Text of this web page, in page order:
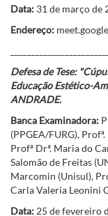
Data: 31 de março de
Endereço:
Defesa de Tese:
Educação Estético-
ANDRADE.
Banca Examinadora:
(PPGEA/FURG),
Profª Drª. Maria do
Salomão de Freitas
Marcomin (Unisul),
Carla Valeria Leonini
Data: 25 de fevereiro